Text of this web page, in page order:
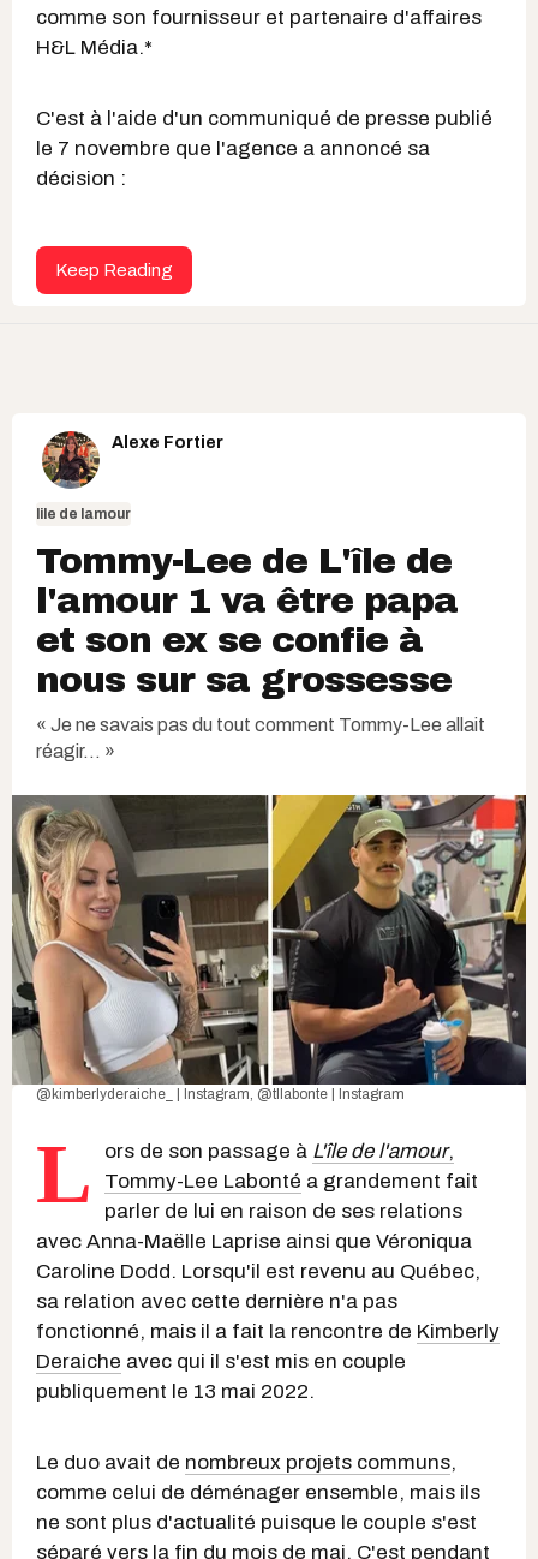
comme son fournisseur et partenaire d'affaires
H&L Média.*
C'est à l'aide d'un communiqué de presse publié
le 7 novembre que l'agence a annoncé sa
décision :
Keep Reading
Alexe Fortier
lile de lamour
Tommy-Lee de L'île de
l'amour 1 va être papa
et son ex se confie à
nous sur sa grossesse
« Je ne savais pas du tout comment Tommy-Lee allait
réagir... »
@kimberlyderaiche_ | Instagram, @tllabonte | Instagram
L ors de son passage à L'île de l'amour,
Tommy-Lee Labonté a grandement fait
parler de lui en raison de ses relations
avec Anna-Maëlle Laprise ainsi que Véroniqua
Caroline Dodd. Lorsqu'il est revenu au Québec,
sa relation avec cette dernière n'a pas
fonctionné, mais il a fait la rencontre de Kimberly
Deraiche avec qui il s'est mis en couple
publiquement le 13 mai 2022.
Le duo avait de nombreux projets communs,
comme celui de déménager ensemble, mais ils
ne sont plus d'actualité puisque le couple s'est
séparé vers la fin du mois de mai. C'est pendant